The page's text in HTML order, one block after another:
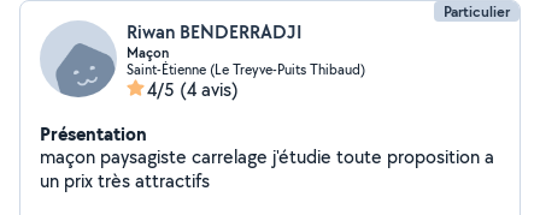
Particulier
Riwan BENDERRADJI
Maçon
Saint-Étienne (Le Treyve-Puits Thibaud)
4/5 (4 avis)
Présentation
maçon paysagiste carrelage j'étudie toute proposition a
un prix très attractifs